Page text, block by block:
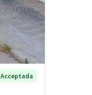
Acceptada